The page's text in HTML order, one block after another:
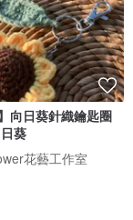
向日葵針織鑰匙圈
葵
花藝工作室